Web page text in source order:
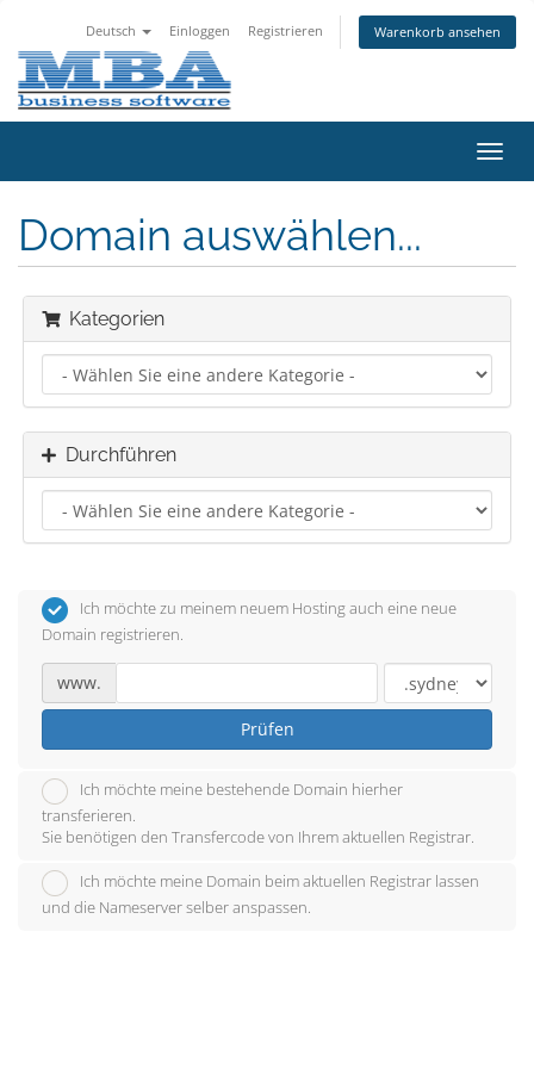
Deutsch Einloggen Registrieren Warenkorb ansehen
ein-/
Domain auswählen...
Kategorien
Durchführen
Ich möchte zu meinem neuem Hosting auch eine neue
Domain registrieren.
www.
Prüfen
Ich möchte meine bestehende Domain hierher
transferieren.
Sie benötigen den Transfercode von Ihrem aktuellen Registrar.
Ich möchte meine Domain beim aktuellen Registrar lassen
und die Nameserver selber anspassen.